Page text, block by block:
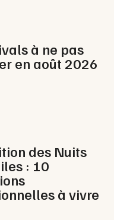
Aquitaine
à ne pas
en août 2026
des Nuits
: 10
à vivre